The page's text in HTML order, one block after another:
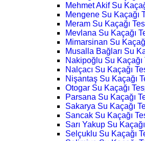
Mehmet Akif Su
Mengene Su Kaçağı
Meram Su Kaçağı
Mevlana Su Kaçağı
Mimarsinan Su
Musalla Bağları Su
Nakipoğlu Su Kaçağı
Nalçacı Su Kaçağı
Nişantaş Su Kaçağı
Otogar Su Kaçağı
Parsana Su Kaçağı
Sakarya Su Kaçağı
Sancak Su Kaçağı
Sarı Yakup Su
Selçuklu Su Kaçağı